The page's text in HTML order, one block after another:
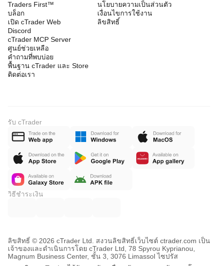
Traders First™
บล็อก
เปิด cTrader Web
Discord
cTrader MCP Server
ศูนย์ช่วยเหลือ
คำถามที่พบบ่อย
พื้นฐาน cTrader และ Store
ติดต่อเรา
นโยบายความเป็นส่วนตัว
เงื่อนไขการใช้งาน
ลิขสิทธิ์
รับ cTrader
วิธีชำระเงิน
ลิขสิทธิ์ © 2026 cTrader Ltd. สงวนลิขสิทธิ์เว็บไซต์ ctrader.com เป็น
เจ้าของและดำเนินการโดย cTrader Ltd, 78 Spyrou Kyprianou,
Magnum Business Center, ชั้น 3, 3076 Limassol ไซปรัส